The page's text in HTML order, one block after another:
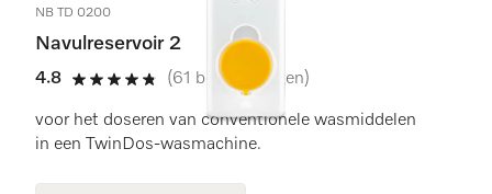
NB TD 0200
Navulreservoir 2
4.8
4.8 sterren van de 5
(61 beoordelingen)
voor het doseren van conventionele wasmiddelen
in een TwinDos-wasmachine.